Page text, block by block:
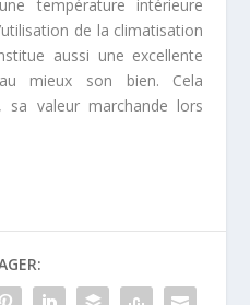
température intérieure
de la climatisation
aussi une excellente
mieux son bien. Cela
sa valeur marchande lors